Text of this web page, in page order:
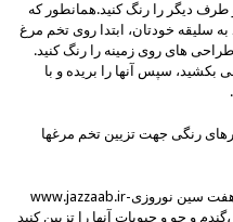
طرف دیگر را رنگ کنید.همانطور که
سلیقه خودتان، ابتدا روی تخم مرغ
های روی زمینه را رنگ کنید.
بکشید، سپس آنها را بریده و با
رنگی جهت تزیین تخم مرغها
و جو و حبوبات آنها را تزیین کنید